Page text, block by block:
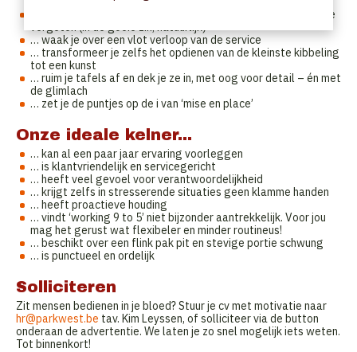
… maak je van de Park West-ervaring eentje om nooit meer te
vergeten (in de goeie zin, natuurlijk)
… waak je over een vlot verloop van de service
… transformeer je zelfs het opdienen van de kleinste kibbeling
tot een kunst
… ruim je tafels af en dek je ze in, met oog voor detail – én met
de glimlach
… zet je de puntjes op de i van ‘mise en place’
Onze ideale kelner...
… kan al een paar jaar ervaring voorleggen
… is klantvriendelijk en servicegericht
… heeft veel gevoel voor verantwoordelijkheid
… krijgt zelfs in stresserende situaties geen klamme handen
… heeft proactieve houding
… vindt ‘working 9 to 5’ niet bijzonder aantrekkelijk. Voor jou
mag het gerust wat flexibeler en minder routineus!
… beschikt over een flink pak pit en stevige portie schwung
… is punctueel en ordelijk
Solliciteren
Zit mensen bedienen in je bloed? Stuur je cv met motivatie naar
hr@parkwest.be tav. Kim Leyssen, of solliciteer via de button
onderaan de advertentie. We laten je zo snel mogelijk iets weten.
Tot binnenkort!